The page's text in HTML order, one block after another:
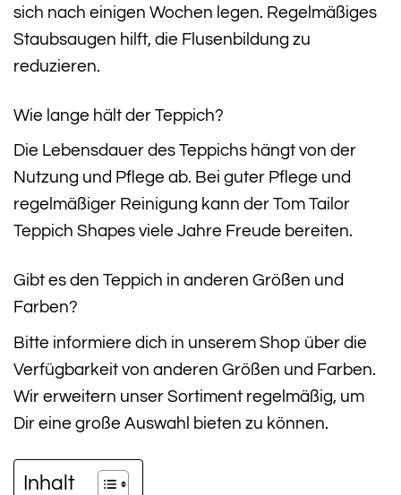
sich nach einigen Wochen legen. Regelmäßiges
Staubsaugen hilft, die Flusenbildung zu
reduzieren.
Wie lange hält der Teppich?
Die Lebensdauer des Teppichs hängt von der
Nutzung und Pflege ab. Bei guter Pflege und
regelmäßiger Reinigung kann der Tom Tailor
Teppich Shapes viele Jahre Freude bereiten.
Gibt es den Teppich in anderen Größen und
Farben?
Bitte informiere dich in unserem Shop über die
Verfügbarkeit von anderen Größen und Farben.
Wir erweitern unser Sortiment regelmäßig, um
Dir eine große Auswahl bieten zu können.
Inhalt